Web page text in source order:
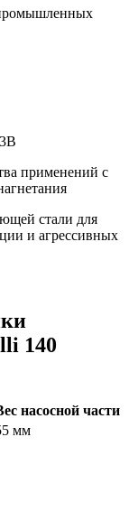
применений с
стали для
и агрессивных
140
насосной части
мм